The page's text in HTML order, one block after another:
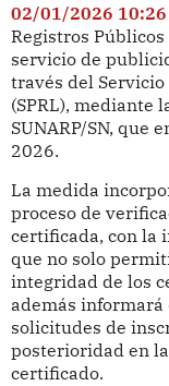
02/01/2026 10:26
Registros
servicio de
través del
(SPRL), mediante
SUNARP/SN, que
2026.
La medida
proceso de
certificada, con la
que no solo
integridad de los
además informará
solicitudes de
posterioridad en
certificado.